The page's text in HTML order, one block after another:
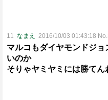
11 なまえ 2016/10/03 01:43:18
マルコもダイヤモンドジ
いのか
そりゃヤミヤミには勝てん